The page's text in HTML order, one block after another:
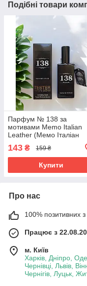
Подібні товари
Парфум № 138 за
мотивами Memo Italian
Leather (Мемо Італіан
143 ₴ 159 ₴
Купити
Про нас
100% позитивних з
Працює з
м. Київ
Харків, Дніпро,
Чернівці, Львів,
Чернігів, Луцьк,